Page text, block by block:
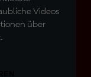
Videos
über